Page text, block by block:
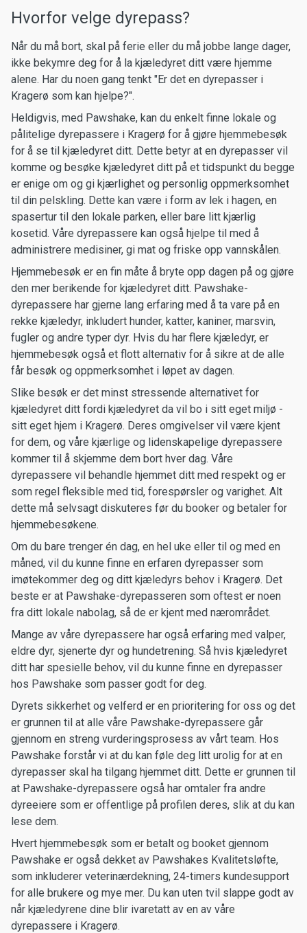
Hvorfor velge dyrepass?
Når du må bort, skal på ferie eller du må jobbe lange dager,
ikke bekymre deg for å la kjæledyret ditt være hjemme
alene. Har du noen gang tenkt "Er det en dyrepasser i
Kragerø som kan hjelpe?".
Heldigvis, med Pawshake, kan du enkelt finne lokale og
pålitelige dyrepassere i Kragerø for å gjøre hjemmebesøk
for å se til kjæledyret ditt. Dette betyr at en dyrepasser vil
komme og besøke kjæledyret ditt på et tidspunkt du begge
er enige om og gi kjærlighet og personlig oppmerksomhet
til din pelskling. Dette kan være i form av lek i hagen, en
spasertur til den lokale parken, eller bare litt kjærlig
kosetid. Våre dyrepassere kan også hjelpe til med å
administrere medisiner, gi mat og friske opp vannskålen.
Hjemmebesøk er en fin måte å bryte opp dagen på og gjøre
den mer berikende for kjæledyret ditt. Pawshake-
dyrepassere har gjerne lang erfaring med å ta vare på en
rekke kjæledyr, inkludert hunder, katter, kaniner, marsvin,
fugler og andre typer dyr. Hvis du har flere kjæledyr, er
hjemmebesøk også et flott alternativ for å sikre at de alle
får besøk og oppmerksomhet i løpet av dagen.
Slike besøk er det minst stressende alternativet for
kjæledyret ditt fordi kjæledyret da vil bo i sitt eget miljø -
sitt eget hjem i Kragerø. Deres omgivelser vil være kjent
for dem, og våre kjærlige og lidenskapelige dyrepassere
kommer til å skjemme dem bort hver dag. Våre
dyrepassere vil behandle hjemmet ditt med respekt og er
som regel fleksible med tid, forespørsler og varighet. Alt
dette må selvsagt diskuteres før du booker og betaler for
hjemmebesøkene.
Om du bare trenger én dag, en hel uke eller til og med en
måned, vil du kunne finne en erfaren dyrepasser som
imøtekommer deg og ditt kjæledyrs behov i Kragerø. Det
beste er at Pawshake-dyrepasseren som oftest er noen
fra ditt lokale nabolag, så de er kjent med nærområdet.
Mange av våre dyrepassere har også erfaring med valper,
eldre dyr, sjenerte dyr og hundetrening. Så hvis kjæledyret
ditt har spesielle behov, vil du kunne finne en dyrepasser
hos Pawshake som passer godt for deg.
Dyrets sikkerhet og velferd er en prioritering for oss og det
er grunnen til at alle våre Pawshake-dyrepassere går
gjennom en streng vurderingsprosess av vårt team. Hos
Pawshake forstår vi at du kan føle deg litt urolig for at en
dyrepasser skal ha tilgang hjemmet ditt. Dette er grunnen til
at Pawshake-dyrepassere også har omtaler fra andre
dyreeiere som er offentlige på profilen deres, slik at du kan
lese dem.
Hvert hjemmebesøk som er betalt og booket gjennom
Pawshake er også dekket av Pawshakes Kvalitetsløfte,
som inkluderer veterinærdekning, 24-timers kundesupport
for alle brukere og mye mer. Du kan uten tvil slappe godt av
når kjæledyrene dine blir ivaretatt av en av våre
dyrepassere i Kragerø.